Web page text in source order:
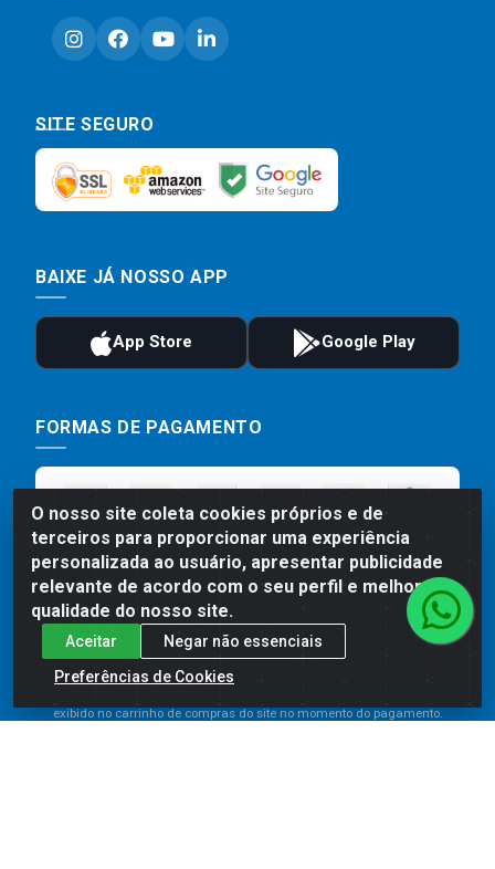
O nosso site coleta cookies próprios e de
terceiros para proporcionar uma experiência
personalizada ao usuário, apresentar publicidade
relevante de acordo com o seu perfil e melhorar a
qualidade do nosso site.
Aceitar
Negar não essenciais
Preferências de Cookies
SITE SEGURO
BAIXE JÁ NOSSO APP
FORMAS DE PAGAMENTO
Preços, promoções, condições de pagamento e frete são válidos
para compras realizadas exclusivamente pelo site. Caso haja
exibido no carrinho de compras do site no momento do pagamento.